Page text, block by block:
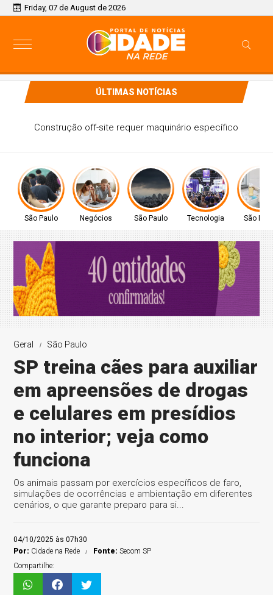
Friday, 07 de August de 2026
ÚLTIMAS NOTÍCIAS
Provão Paulista Seriado: confira o edital da edição de 2026
São Paulo Negócios São Paulo Tecnologia São
Geral São Paulo
SP treina cães para auxiliar
em apreensões de drogas
e celulares em presídios
no interior; veja como
funciona
Os animais passam por exercícios específicos de faro,
simulações de ocorrências e ambientação em diferentes
cenários, o que garante preparo para si...
04/10/2025 às 07h30
Por: Cidade na Rede Fonte:Secom SP
Compartilhe: